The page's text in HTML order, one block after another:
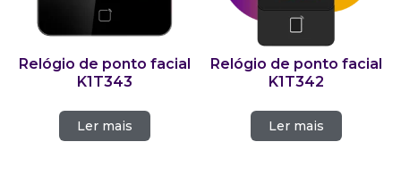
Relógio de ponto facial
K1T343
Ler mais
Relógio de ponto facial
K1T342
Ler mais